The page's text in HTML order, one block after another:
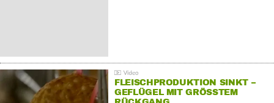
FLEISCHPRODUKTION SINKT –
GEFLÜGEL MIT GRÖSSTEM R